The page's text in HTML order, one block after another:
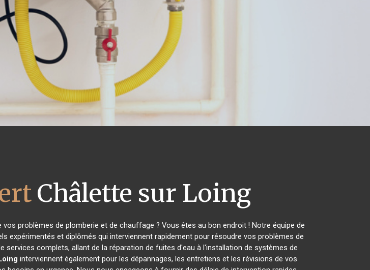
Châlette sur Loing
vos problèmes de plomberie et de chauffage ? Vous êtes au bon endroit ! Notre équipe de
expérimentés et diplômés qui interviennent rapidement pour résoudre vos problèmes de
complets, allant de la réparation de fuites d'eau à l'installation de systèmes de
interviennent également pour les dépannages, les entretiens et les révisions de vos